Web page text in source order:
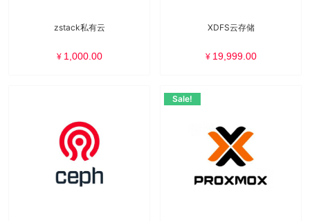
zstack私有云
¥ 1,000.00
XDFS云存储
¥ 19,999.00
Sale!